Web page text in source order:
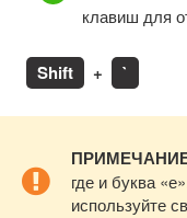
клавиш для
Shift + `
где и буква
используйте